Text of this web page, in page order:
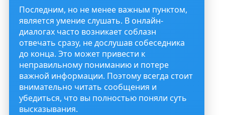
Последним, но не менее важным пунктом,
является умение слушать. В онлайн-
диалогах часто возникает соблазн
отвечать сразу, не дослушав собеседника
до конца. Это может привести к
неправильному пониманию и потере
важной информации. Поэтому всегда стоит
внимательно читать сообщения и
убедиться, что вы полностью поняли суть
высказывания.